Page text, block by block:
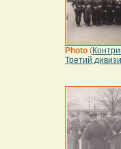
Photo (
Третий